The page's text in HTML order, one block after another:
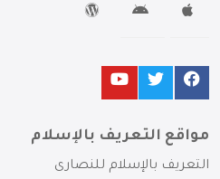
مواقع التعريف بالإسلام
التعريف بالإسلام للنصارى